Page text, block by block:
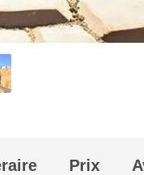
Prix